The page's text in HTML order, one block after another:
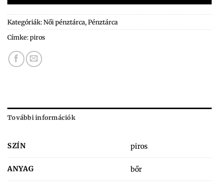
Kategóriák:Női pénztárca,Pénztárca
Címke:piros
További információk
SZÍN piros
ANYAG bőr